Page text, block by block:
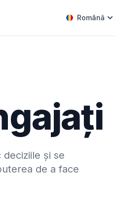
Română
și se
de a face